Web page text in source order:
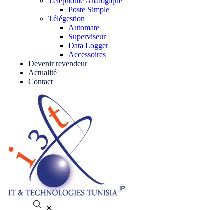
Poste Simple
Télégestion
Automate
Superviseur
Data Logger
Accessoires
Devenir revendeur
Actualité
Contact
✕